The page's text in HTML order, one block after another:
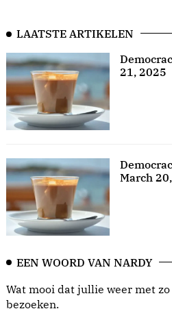
LAATSTE ARTIKELEN
21, 2025
March
EEN WOORD VAN NARDY
Wat mooi dat jullie weer met
bezoeken.